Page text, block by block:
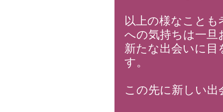
以上の様なこと
への気持ちは一旦
新たな出会いに
す。
この先に新しい